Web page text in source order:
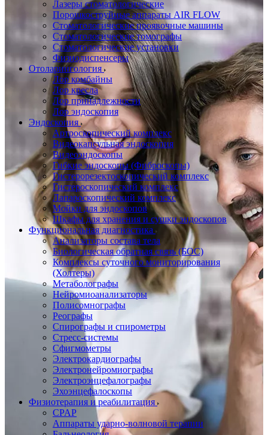
Лазеры стоматологические
Порошкоструйные аппараты AIR FLOW
Стоматологические проявочные машины
Стоматологические томографы
Стоматологические установки
Физиодиспенсеры
Отоларингология
Лор комбайны
Лор кресла
Лор принадлежности
Лор эндоскопия
Эндоскопия
Артроскопический комплекс
Видеокапсульная эндоскопия
Видеоэндоскопы
Гибкие эндоскопы (Фиброcкопы)
Гистерорезектоскопический комплекс
Гистероскопический комплекс
Лапароскопический комплекс
Мойки для эндоскопов
Шкафы для хранения и сушки эндоскопов
Функциональная диагностика
Анализаторы состава тела
Биологическая обратная связь (БОС)
Комплексы суточного мониторирования
(Холтеры)
Метаболографы
Нейромиоанализаторы
Полисомнографы
Реографы
Спирографы и спирометры
Стресс-системы
Сфигмометры
Электрокардиографы
Электронейромиографы
Электроэнцефалографы
Эхоэнцефалоскопы
Физиотерапия и реабилитация
CPAP
Аппараты ударно-волновой терапии